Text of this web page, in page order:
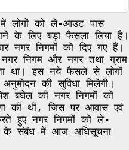
में लोगों को ले-आउट पास
के लिए बड़ा फैसला लिया है।
निगमों को दिए गए हैं।
निगम और नगर तथा ग्राम
था। इस नये फैसले से लोगों
की सुविधा मिलेगी।
बघेल की नगर निगमों को
की थी, जिस पर आवास एवं
करते हुए नगर निगमों को ले-
के संबंध में आज अधिसूचना